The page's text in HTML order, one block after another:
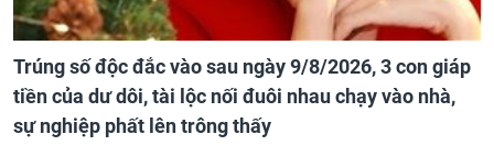
Trúng số độc đắc vào sau ngày 9/8/2026, 3 con giáp
tiền của dư dôi, tài lộc nối đuôi nhau chạy vào nhà,
sự nghiệp phất lên trông thấy